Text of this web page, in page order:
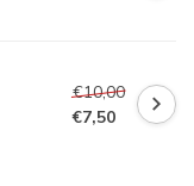
€10,00
€7,50